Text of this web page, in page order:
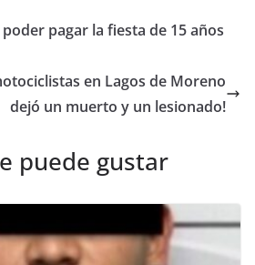
poder pagar la fiesta de 15 años
en Lagos de Moreno
dejó un muerto y un lesionado!
puede gustar